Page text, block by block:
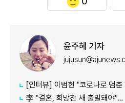
윤주혜 기자
[인터뷰] 이범헌 "코로나로 멈춘 한·중 교류 재건
李 "결혼, 희망찬 새 출발돼야"… 대출·